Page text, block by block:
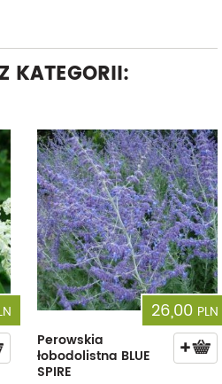
KATEGORII:
26,00 PLN
Perowskia
łobodolistna BLUE
SPIRE